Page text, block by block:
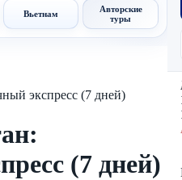
Вьетнам
Авторские
туры
экспресс (7 дней)
(7 дней)